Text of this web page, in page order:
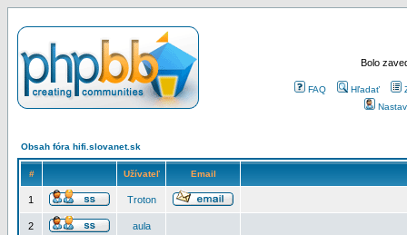
Bolo
FAQ Hľadať
Obsah fóra hifi.slovanet.sk
# Užívateľ Email
1 Troton
2 aula